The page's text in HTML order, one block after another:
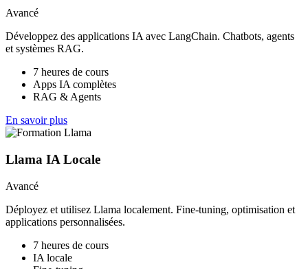
Avancé
Développez des applications IA avec LangChain. Chatbots, agents
et systèmes RAG.
7 heures de cours
Apps IA complètes
RAG & Agents
En savoir plus
Llama IA Locale
Avancé
Déployez et utilisez Llama localement. Fine-tuning, optimisation et
applications personnalisées.
7 heures de cours
IA locale